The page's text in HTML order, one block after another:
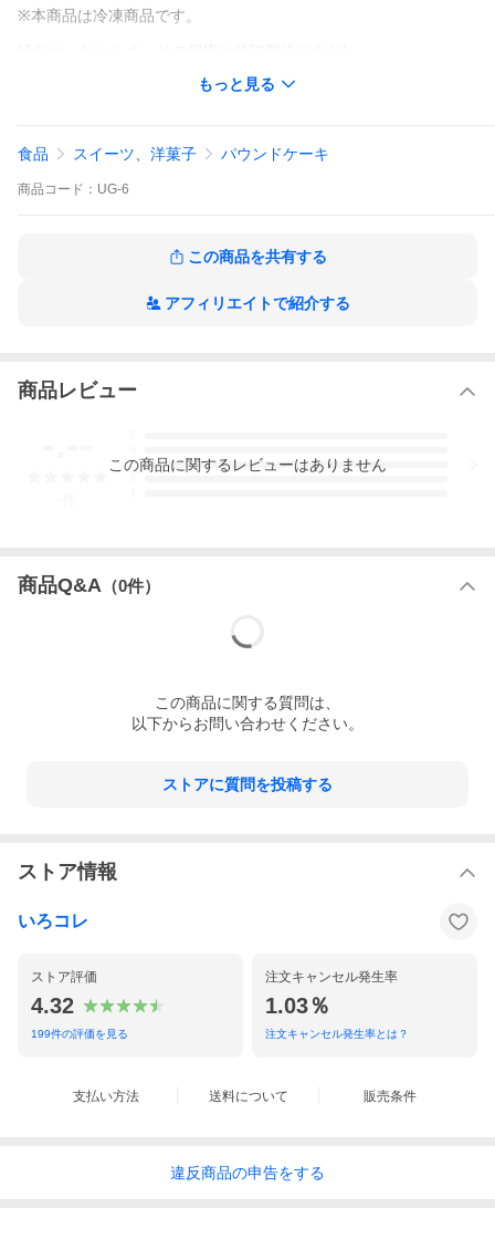
※本商品は冷凍商品です。
冷凍麺で日本初！
ん」です
※本商品は冷凍商品です。
食べるだけのヘルシーうどん登場!
「難消化性デキストリン」は、天然のでんぷんから作られた水溶
性の食物繊維の一種で、消費者庁や米穀食品医薬品局に安全性の
「難消化性デキストリン」は、天然のでんぷんから作られた水溶
性の食物繊維の一種で、消費者庁や米穀食品医薬品局に安全性の
性デキストリン」を独自製法により麺内に留めることに成功しま
れているトウモロコシ由来の
水溶性食物繊維が豊富!
3.国内外で特許を取得!
4.炭水化物が気になる方におすすめ!!
繊維の一種で、優れた生理機能を持つ素材です。
水溶性で水に溶ける性質がありますが、弊社独自の製法で安定し
でき、溶解を防ぎます。美味しさ・色目・食感・風味などの品質
を保ちつつ、美味しく仕上げました。
このような方に、おすすめうどんです。
◇食後血糖値の気になる方
もっと見る
食品 スイーツ、洋菓子 パウンドケーキ
商品 コード： UG-6
この商品を共有する
アフィリエイトで紹介する
商品レビュー
3
この商品に関するレビューはありません
商品Q&A （0件）
この商品に関する質問は、
以下からお問い合わせください。
ストアに質問を投稿する
ストア情報
いろコレ
ストア評価
4.32
199件の評価を見る
注文キャンセル発生率
1.03％
注文キャンセル発生率とは？
支払い方法 送料について 販売条件
違反商品の申告をする